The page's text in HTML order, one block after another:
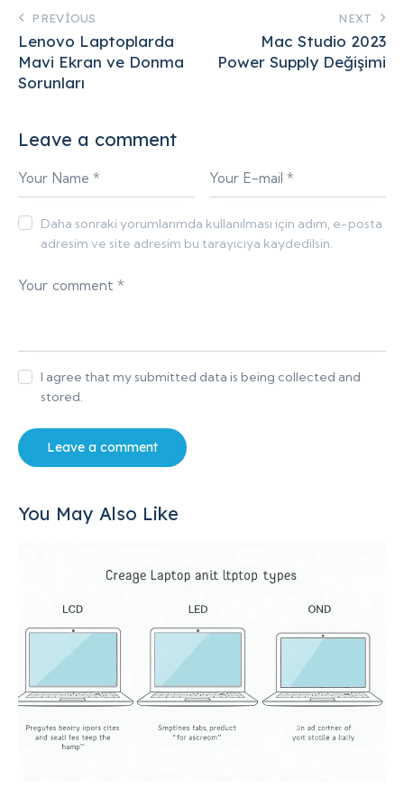
PREVIOUS
Lenovo Laptoplarda
Mavi Ekran ve Donma
Sorunları
NEXT
Mac Studio 2023
Power Supply Değişimi
Leave a comment
Daha sonraki yorumlarımda kullanılması için adım, e-posta
adresim ve site adresim bu tarayıcıya kaydedilsin.
I agree that my submitted data is being collected and
stored.
You May Also Like